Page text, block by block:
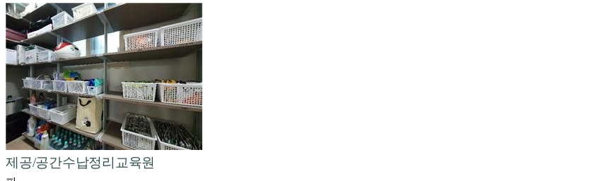
제공/공간수납정리교육원